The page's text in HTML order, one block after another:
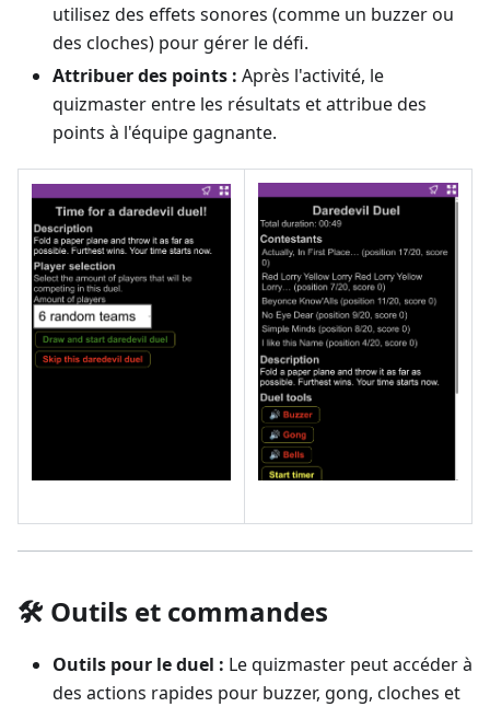
utilisez des effets sonores (comme un buzzer ou
des cloches) pour gérer le défi.
Attribuer des points : Après l'activité, le
quizmaster entre les résultats et attribue des
points à l'équipe gagnante.
🛠️ Outils et commandes
Outils pour le duel : Le quizmaster peut accéder à
des actions rapides pour buzzer, gong, cloches et